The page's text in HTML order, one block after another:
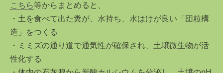
こちら等からまとめると、
・土を食べて出た糞が、水持ち、水はけが良い「団粒構
造」をつくる
・ミミズの通り道で通気性が確保され、土壌微生物が活
性化する